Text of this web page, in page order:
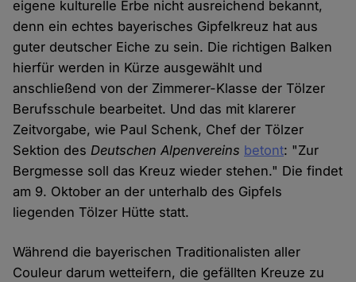
eigene kulturelle Erbe nicht ausreichend bekannt,
denn ein echtes bayerisches Gipfelkreuz hat aus
guter deutscher Eiche zu sein. Die richtigen Balken
hierfür werden in Kürze ausgewählt und
anschließend von der Zimmerer-Klasse der Tölzer
Berufsschule bearbeitet. Und das mit klarerer
Zeitvorgabe, wie Paul Schenk, Chef der Tölzer
Sektion desDeutschen Alpenvereins betont: "Zur
Bergmesse soll das Kreuz wieder stehen." Die findet
am 9. Oktober an der unterhalb des Gipfels
liegenden Tölzer Hütte statt.
Während die bayerischen Traditionalisten aller
Couleur darum wetteifern, die gefällten Kreuze zu